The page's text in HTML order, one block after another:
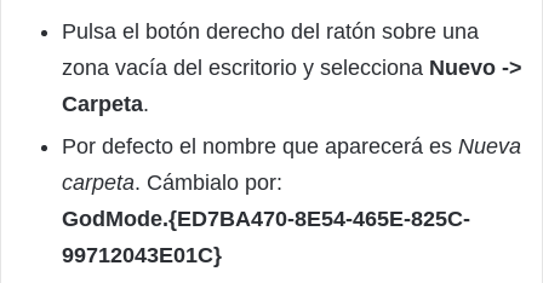
Pulsa el botón derecho del ratón sobre una
zona vacía del escritorio y selecciona Nuevo ->
Carpeta.
Por defecto el nombre que aparecerá es Nueva
carpeta. Cámbialo por:
GodMode.{ED7BA470-8E54-465E-825C-
99712043E01C}